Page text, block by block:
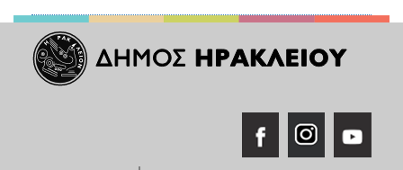
Παντοπωλείο
Ισότητα
των
Φύλων